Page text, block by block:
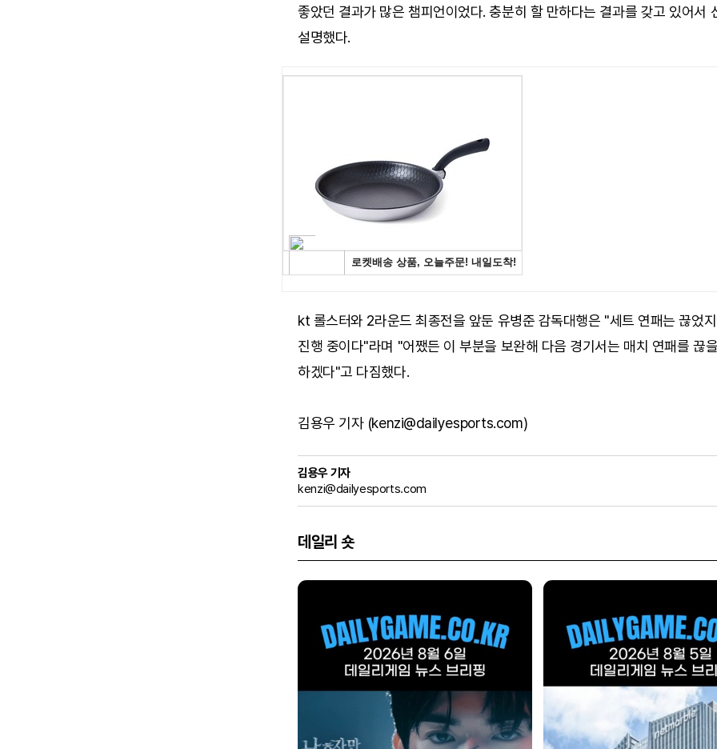
좋았던 결과가 많은 챔피언이었다. 충분히 할 만하다는 결과를 갖고 있어서
설명했다.
kt 롤스터와 2라운드 최종전을 앞둔 유병준 감독대행은 "세트 연패는 끊었
진행 중이다"라며 "어쨌든 이 부분을 보완해 다음 경기서는 매치 연패를 끊
하겠다"고 다짐했다.
김용우 기자 (kenzi@dailyesports.com)
김용우 기자
kenzi@dailyesports.com
데일리 숏